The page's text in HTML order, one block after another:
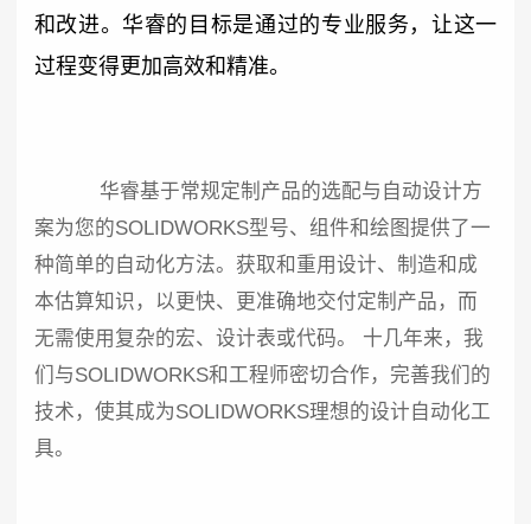
和改进。华睿的目标是通过的专业服务，让这一
过程变得更加高效和精准。
华睿基于常规定制产品的选配与自动设计方
案为您的SOLIDWORKS型号、组件和绘图提供了一
种简单的自动化方法。获取和重用设计、制造和成
本估算知识，以更快、更准确地交付定制产品，而
无需使用复杂的宏、设计表或代码。 十几年来，我
们与SOLIDWORKS和工程师密切合作，完善我们的
技术，使其成为SOLIDWORKS理想的设计自动化工
具。